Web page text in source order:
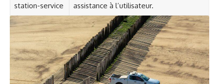
station-service
assistance à l’utilisateur.